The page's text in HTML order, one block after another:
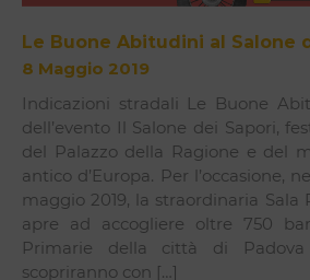
Le Buone Abitudini al Salone
8 Maggio 2019
Indicazioni stradali Le Buone
dell’evento Il Salone dei Sapori,
del Palazzo della Ragione e del
antico d’Europa. Per l’occasione,
maggio 2019, la straordinaria Sala
apre ad accogliere oltre 750
Primarie della città di
scopriranno con […]